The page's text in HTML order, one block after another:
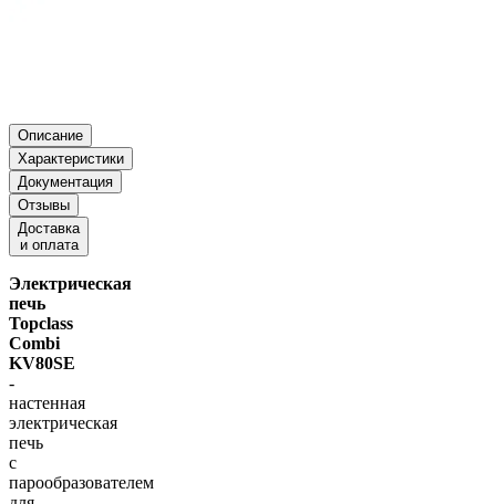
Описание
Характеристики
Документация
Отзывы
Доставка
и оплата
Электрическая
печь
Topclass
Combi
KV80SE
-
настенная
электрическая
печь
с
парообразователем